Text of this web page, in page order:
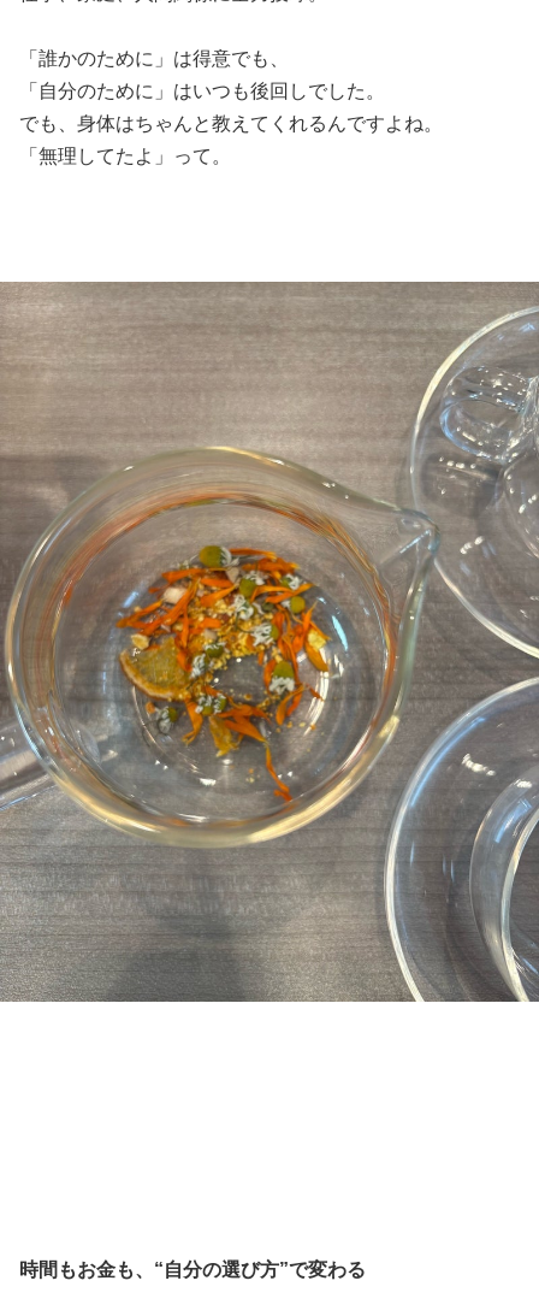
「誰かのために」は得意でも、
「自分のために」はいつも後回しでした。
でも、身体はちゃんと教えてくれるんですよね。
「無理してたよ」って。
時間もお金も、“自分の選び方”で変わる